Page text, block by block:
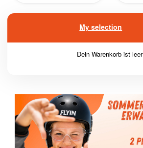
My selection
Dein Warenkorb ist leer